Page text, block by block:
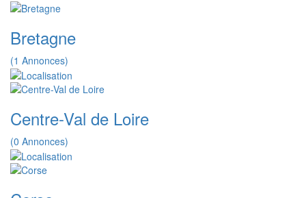
Bretagne
(1 Annonces)
Centre-Val de Loire
(0 Annonces)